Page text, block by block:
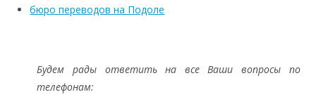
бюро переводов на Подоле
Будем рады ответить на все Ваши вопросы по
телефонам: